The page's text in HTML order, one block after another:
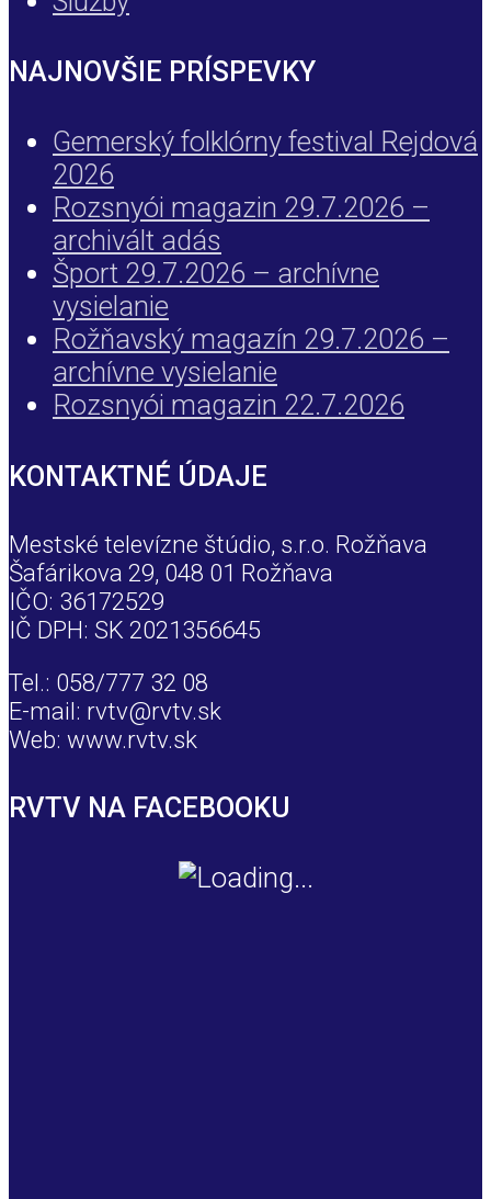
NAJNOVŠIE PRÍSPEVKY
Gemerský folklórny festival Rejdová
2026
Rozsnyói magazin 29.7.2026 –
archivált adás
Šport 29.7.2026 – archívne
vysielanie
Rožňavský magazín 29.7.2026 –
archívne vysielanie
Rozsnyói magazin 22.7.2026
KONTAKTNÉ ÚDAJE
Mestské televízne štúdio, s.r.o. Rožňava
Šafárikova 29, 048 01 Rožňava
IČO: 36172529
IČ DPH: SK 2021356645
Tel.: 058/777 32 08
E-mail: rvtv@rvtv.sk
Web: www.rvtv.sk
RVTV NA FACEBOOKU